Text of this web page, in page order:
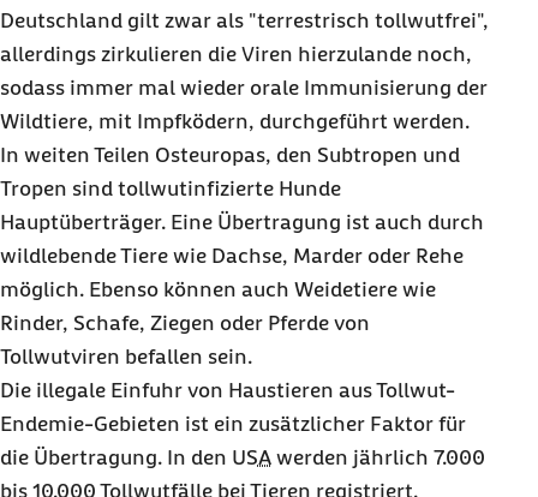
Deutschland gilt zwar als "terrestrisch tollwutfrei",
allerdings zirkulieren die Viren hierzulande noch,
sodass immer mal wieder orale Immunisierung der
Wildtiere, mit Impfködern, durchgeführt werden.
In weiten Teilen Osteuropas, den Subtropen und
Tropen sind tollwutinfizierte Hunde
Hauptüberträger. Eine Übertragung ist auch durch
wildlebende Tiere wie Dachse, Marder oder Rehe
möglich. Ebenso können auch Weidetiere wie
Rinder, Schafe, Ziegen oder Pferde von
Tollwutviren befallen sein.
Die illegale Einfuhr von Haustieren aus Tollwut-
Endemie-Gebieten ist ein zusätzlicher Faktor für
die Übertragung. In den USA werden jährlich 7.000
bis 10.000 Tollwutfälle bei Tieren registriert.